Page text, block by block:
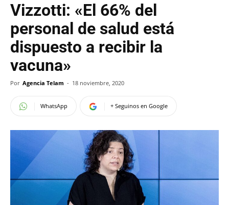
Vizzotti: «El 66% del
personal de salud está
dispuesto a recibir la
vacuna»
Por Agencia Telam - 18 noviembre, 2020
WhatsApp + Seguinos en Google